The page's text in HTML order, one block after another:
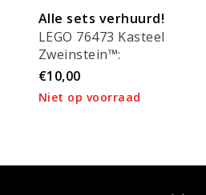
Alle sets verhuurd!
LEGO 76473 Kasteel
Zweinstein™:
Oostvleugel
€10,00
Niet op voorraad